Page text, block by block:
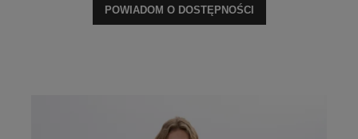
POWIADOM O DOSTĘPNOŚCI